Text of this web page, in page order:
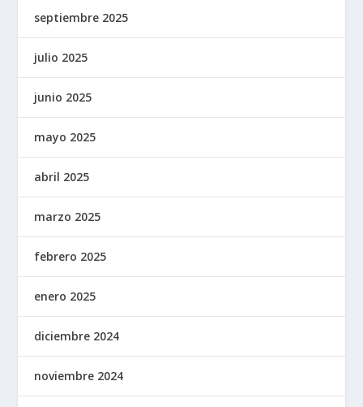
septiembre 2025
julio 2025
junio 2025
mayo 2025
abril 2025
marzo 2025
febrero 2025
enero 2025
diciembre 2024
noviembre 2024